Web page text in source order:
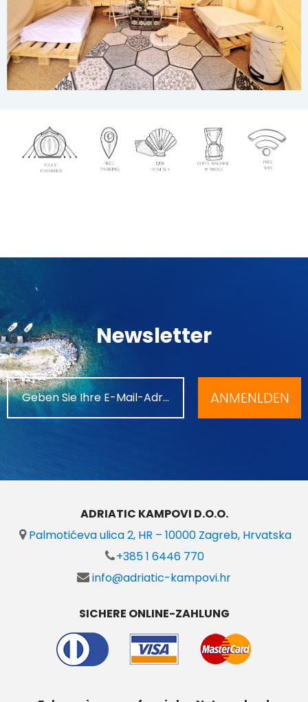
Newsletter
ANMENLDEN
ADRIATIC KAMPOVI D.O.O.
Palmotićeva ulica 2, HR – 10000 Zagreb, Hrvatska
+385 1 6446 770
info@adriatic-kampovi.hr
SICHERE ONLINE-ZAHLUNG